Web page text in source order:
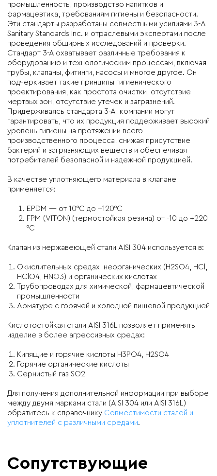
промышленность, производство напитков и
фармацевтика, требованиям гигиены и безопасности.
Эти стандарты разработаны совместными усилиями 3-A
Sanitary Standards Inc. и отраслевыми экспертами после
проведения обширных исследований и проверки.
Стандарт 3-А охватывает различные требования к
оборудованию и технологическим процессам, включая
трубы, клапаны, фитинги, насосы и многое другое. Он
подчеркивает такие принципы гигиенического
проектирования, как простота очистки, отсутствие
мертвых зон, отсутствие утечек и загрязнений.
Придерживаясь стандарта 3-А, компании могут
гарантировать, что их продукция поддерживает высокий
уровень гигиены на протяжении всего
производственного процесса, снижая присутствие
бактерий и загрязняющих веществ и обеспечивая
потребителей безопасной и надежной продукцией.
В качестве уплотняющего материала в клапане
применяется:
EPDM — от 10°C до +120°C
FPM (VITON) (термостойкая резина) от -10 до +220
°C
Клапан из нержавеющей стали AISI 304 используется в:
Окислительных средах, неорганических (H2SO4, HCl,
HClO4, HNO3) и органических кислотах
Трубопроводах для химической, фармацевтической
промышленности
Арматуре с горячей и холодной пищевой продукцией
Кислотостойкая стали AISI 316L позволяет применять
изделие в более агрессивных средах:
Кипящие и горячие кислоты H3PO4, H2SO4
Горячие органические кислоты
Сернистый газ SO2
Для получения дополнительной информации при выборе
между двумя марками стали (AISI 304 или AISI 316L)
обратитесь к справочнику Совместимости сталей и
уплотнителей с различными средами.
Сопутствующие